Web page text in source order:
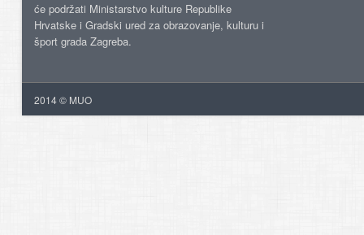
će podržati Ministarstvo kulture Republike
Hrvatske i Gradski ured za obrazovanje, kulturu i
šport grada Zagreba.
2014 © MUO